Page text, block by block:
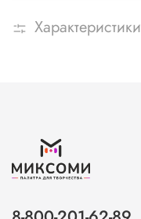
Характеристики